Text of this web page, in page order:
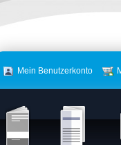
Mein Benutzerkonto